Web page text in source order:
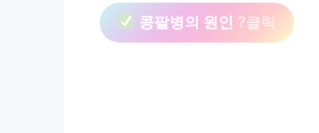
콩팥병의 원인 ?클릭